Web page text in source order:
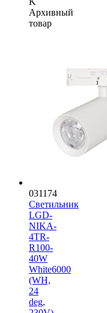
Архивный
товар
031174
Светильник
LGD-
NIKA-
4TR-
R100-
40W
White6000
(WH,
24
deg,